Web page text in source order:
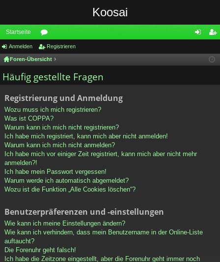
Koosai
Startseite
or
en ist
Anmelden Registrieren
Foren-Übersicht
Häufig gestellte Fragen
Registrierung und Anmeldung
Wozu muss ich mich registrieren?
Was ist COPPA?
Warum kann ich mich nicht registrieren?
Ich habe mich registriert, kann mich aber nicht anmelden!
Warum kann ich mich nicht anmelden?
Ich habe mich vor einiger Zeit registriert, kann mich aber nicht mehr
anmelden?!
Ich habe mein Passwort vergessen!
Warum werde ich automatisch abgemeldet?
Wozu ist die Funktion „Alle Cookies löschen“?
Benutzerpräferenzen und -einstellungen
Wie kann ich meine Einstellungen ändern?
Wie kann ich verhindern, dass mein Benutzername in der Online-Liste
auftaucht?
Die Forenuhr geht falsch!
Ich habe die Zeitzone eingestellt, aber die Forenuhr geht immer noch